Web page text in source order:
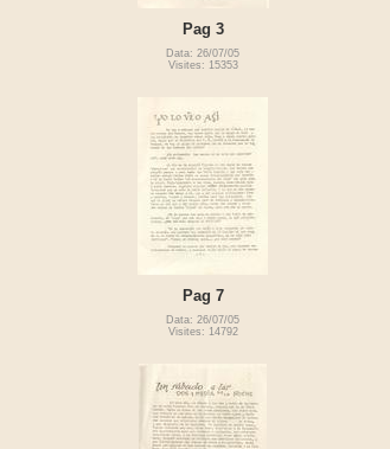
Pag 3
Data: 26/07/05
Visites: 15353
Pag 7
Data: 26/07/05
Visites: 14792